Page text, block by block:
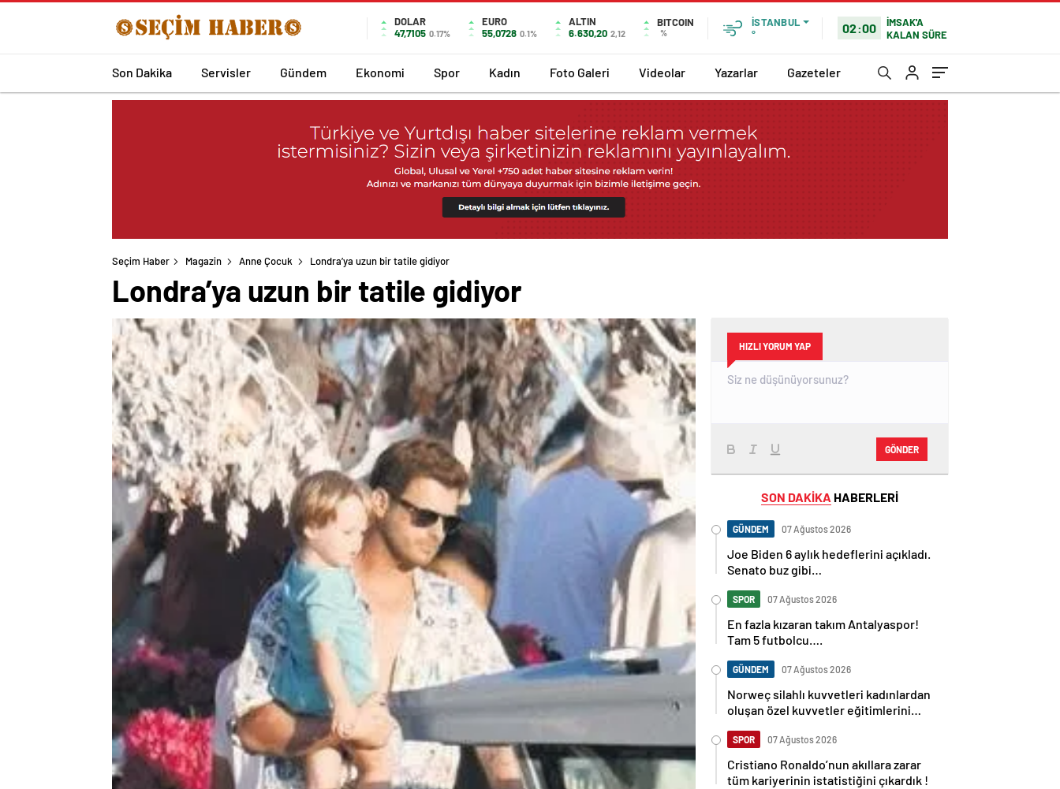
DOLAR
47,7105 0.17%
EURO
55,0728 0.1%
ALTIN
6.630,20 2,12
BITCOIN
%
İSTANBUL
°
02:00
İMSAK'A
KALAN SÜRE
Son Dakika Servisler Gündem Ekonomi Spor Kadın Foto Galeri Videolar Yazarlar Gazeteler
Seçim Haber Magazin Anne Çocuk Londra’ya uzun bir tatile gidiyor
Londra’ya uzun bir tatile gidiyor
HIZLI YORUM YAP
GÖNDER
SON DAKİKA HABERLERİ
GÜNDEM 07 Ağustos 2026
Joe Biden 6 aylık hedeflerini açıkladı.
Senato buz gibi…
SPOR 07 Ağustos 2026
En fazla kızaran takım Antalyaspor!
Tam 5 futbolcu….
GÜNDEM 07 Ağustos 2026
Norweç silahlı kuvvetleri kadınlardan
oluşan özel kuvvetler eğitimlerini
SPOR 07 Ağustos 2026
Cristiano Ronaldo’nun akıllara zarar
tüm kariyerinin istatistiğini çıkardık !